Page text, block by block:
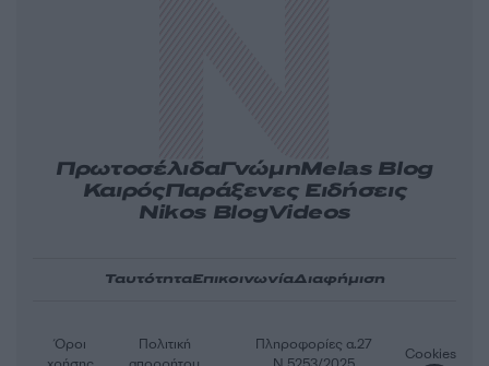
ΠρωτοσέλιδαΓνώμηMelas Blog
ΚαιρόςΠαράξενες Ειδήσεις
Nikos BlogVideos
ΤαυτότηταΕπικοινωνίαΔιαφήμιση
Όροι
Πολιτική
Πληροφορίες α.27
Cookies